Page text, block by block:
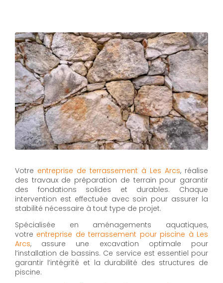
Votre entreprise de terrassement à Les Arcs, réalise
des travaux de préparation de terrain pour garantir
des fondations solides et durables. Chaque
intervention est effectuée avec soin pour assurer la
stabilité nécessaire à tout type de projet.
Spécialisée en aménagements aquatiques,
votre entreprise de terrassement pour piscine à Les
Arcs, assure une excavation optimale pour
l’installation de bassins. Ce service est essentiel pour
garantir l’intégrité et la durabilité des structures de
piscine.